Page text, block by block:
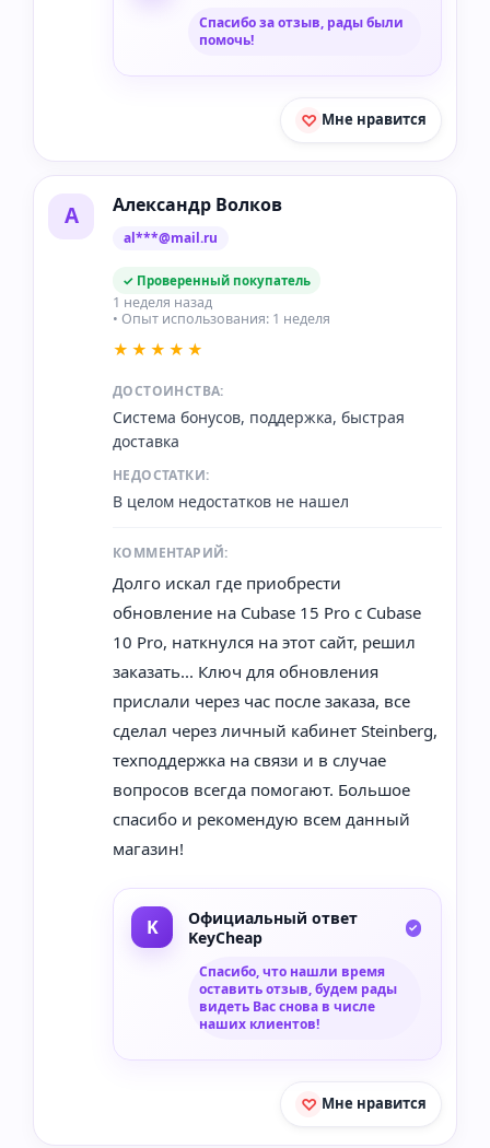
Спасибо за отзыв, рады были
помочь!
Мне нравится
А Александр Волков
al***@mail.ru
✓ Проверенный покупатель
1 неделя назад
• Опыт использования: 1 неделя
★★★★★
ДОСТОИНСТВА:
Система бонусов, поддержка, быстрая
доставка
НЕДОСТАТКИ:
В целом недостатков не нашел
КОММЕНТАРИЙ:
Долго искал где приобрести
обновление на Cubase 15 Pro с Cubase
10 Pro, наткнулся на этот сайт, решил
заказать... Ключ для обновления
прислали через час после заказа, все
сделал через личный кабинет Steinberg,
техподдержка на связи и в случае
вопросов всегда помогают. Большое
спасибо и рекомендую всем данный
магазин!
Официальный ответ
KeyCheap
Спасибо, что нашли время
оставить отзыв, будем рады
видеть Вас снова в числе
наших клиентов!
Мне нравится